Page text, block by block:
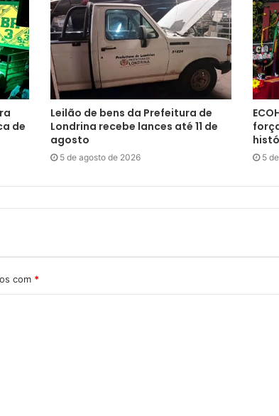
de
Leilão de bens da Prefeitura de
Londrina recebe lances até 11 de
agosto
5 de agosto de 2026 5
com *